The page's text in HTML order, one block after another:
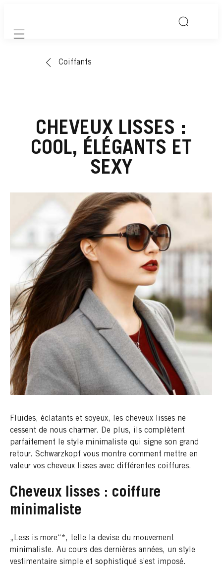
Mobile navigation
Coiffants
CHEVEUX LISSES :
COOL, ÉLÉGANTS ET
SEXY
Fluides, éclatants et soyeux, les cheveux lisses ne
cessent de nous charmer. De plus, ils complètent
parfaitement le style minimaliste qui signe son grand
retour. Schwarzkopf vous montre comment mettre en
valeur vos cheveux lisses avec différentes coiffures.
Cheveux lisses : coiffure
minimaliste
„Less is more“*, telle la devise du mouvement
minimaliste. Au cours des dernières années, un style
vestimentaire simple et sophistiqué s’est imposé.